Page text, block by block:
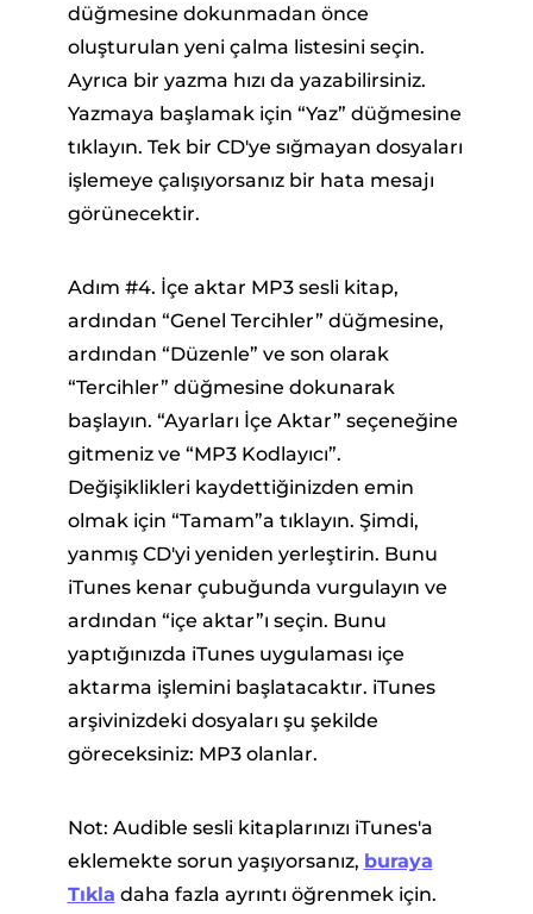
düğmesine dokunmadan önce
oluşturulan yeni çalma listesini seçin.
Ayrıca bir yazma hızı da yazabilirsiniz.
Yazmaya başlamak için “Yaz” düğmesine
tıklayın. Tek bir CD'ye sığmayan dosyaları
işlemeye çalışıyorsanız bir hata mesajı
görünecektir.
Adım #4. İçe aktar MP3 sesli kitap,
ardından “Genel Tercihler” düğmesine,
ardından “Düzenle” ve son olarak
“Tercihler” düğmesine dokunarak
başlayın. “Ayarları İçe Aktar” seçeneğine
gitmeniz ve “MP3 Kodlayıcı”.
Değişiklikleri kaydettiğinizden emin
olmak için “Tamam”a tıklayın. Şimdi,
yanmış CD'yi yeniden yerleştirin. Bunu
iTunes kenar çubuğunda vurgulayın ve
ardından “içe aktar”ı seçin. Bunu
yaptığınızda iTunes uygulaması içe
aktarma işlemini başlatacaktır. iTunes
arşivinizdeki dosyaları şu şekilde
göreceksiniz: MP3 olanlar.
Not: Audible sesli kitaplarınızı iTunes'a
eklemekte sorun yaşıyorsanız, buraya
Tıkla daha fazla ayrıntı öğrenmek için.